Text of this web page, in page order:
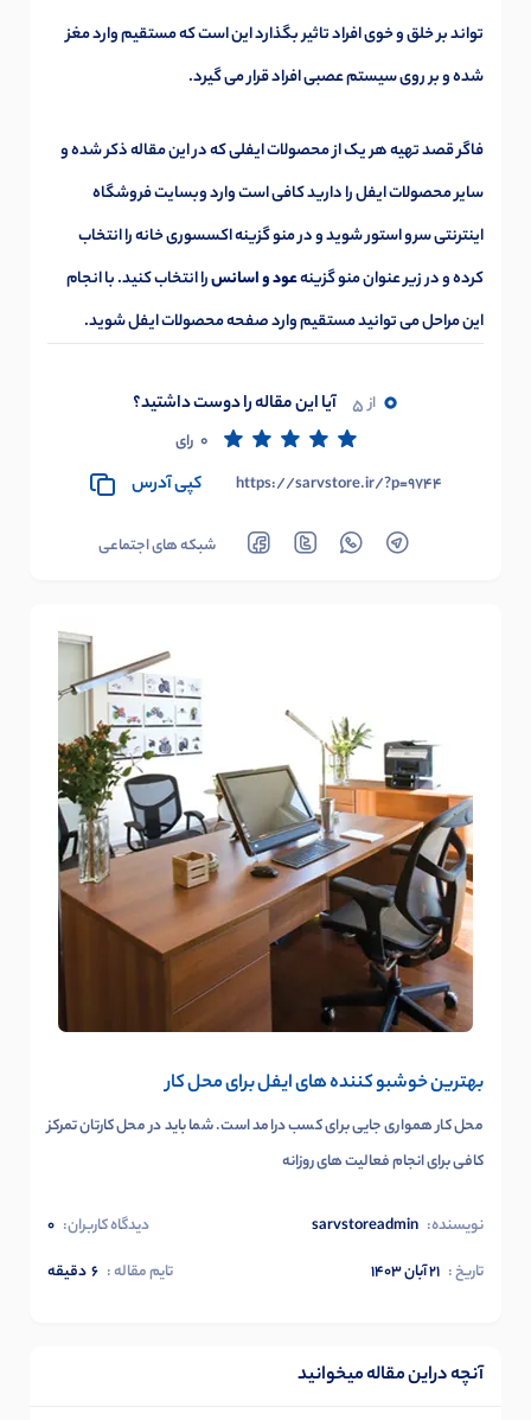
بهترین خوشبو کننده های ایفل برای محل کار
محل کار همواری جایی برای کسب درامد است. شما باید در محل کارتان تمرکز
کافی برای انجام فعالیت های روزانه
نویسنده: sarvstoreadmin دیدگاه کاربران: 0
تاریخ : ۲۱ آبان ۱۴۰۳ تایم مقاله : 6دقیقه
آنچه دراین مقاله میخوانید
تواند بر خلق و خوی افراد تاثیر بگذارد این است که مستقیم وارد مغز
شده و بر روی سیستم عصبی افراد قرار می گیرد.
فاگر قصد تهیه هر یک از محصولات ایفلی که در این مقاله ذکر شده و
سایر محصولات ایفل را دارید کافی است وارد وبسایت فروشگاه
اینترنتی سرو استور شوید و در منو گزینه اکسسوری خانه را انتخاب
کرده و در زیر عنوان منو گزینهعود و اسانسرا انتخاب کنید. با انجام
این مراحل می توانید مستقیم وارد صفحه محصولات ایفل شوید.
0 از 5 آیا این مقاله را دوست داشتید؟
0 رای
https://sarvstore.ir/?p=9744
کپی آدرس
شبکه های اجتماعی